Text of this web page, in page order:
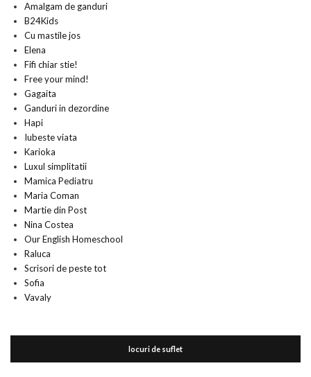
Amalgam de ganduri
B24Kids
Cu mastile jos
Elena
Fifi chiar stie!
Free your mind!
Gagaita
Ganduri in dezordine
Hapi
Iubeste viata
Karioka
Luxul simplitatii
Mamica Pediatru
Maria Coman
Martie din Post
Nina Costea
Our English Homeschool
Raluca
Scrisori de peste tot
Sofia
Vavaly
locuri de suflet